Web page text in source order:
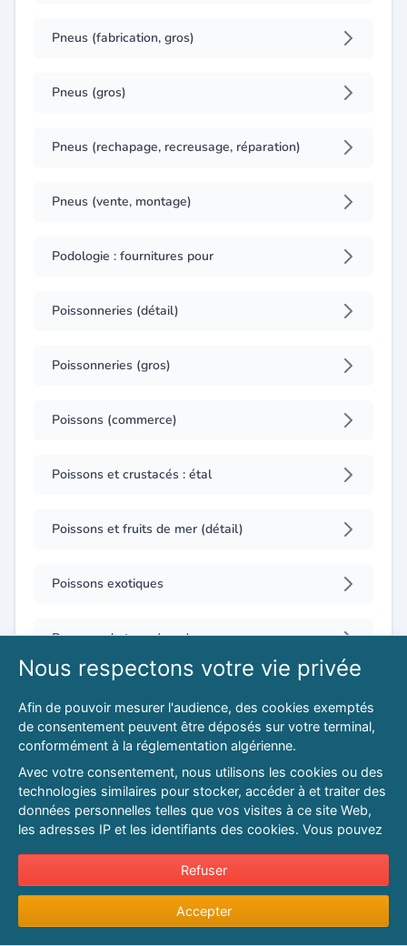
Pneus (fabrication, gros)
Pneus (gros)
Pneus (rechapage, recreusage, réparation)
Pneus (vente, montage)
Podologie : fournitures pour
Poissonneries (détail)
Poissonneries (gros)
Poissons (commerce)
Poissons et crustacés : étal
Poissons et fruits de mer (détail)
Poissons exotiques
Pommes de terre (gros)
Pots d'échappement (vente, pose)
Pressings : matériel et fournitures
Production artisanale
Nous respectons votre vie privée
Afin de pouvoir mesurer l'audience, des cookies exemptés
de consentement peuvent être déposés sur votre terminal,
conformément à la réglementation algérienne.
Avec votre consentement, nous utilisons les cookies ou des
technologies similaires pour stocker, accéder à et traiter des
données personnelles telles que vos visites à ce site Web,
les adresses IP et les identifiants des cookies. Vous pouvez
sur l'intérêt légitime à tout moment en cliquant sur « Refuser
».
Pour en savoir plus sur notre politique en matière de cookies
et pour ajuster vos préférences, veuillez consulter notre
Refuser
Accepter